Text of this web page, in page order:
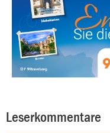
Leserkommentare